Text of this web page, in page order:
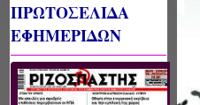
ΠΡΩΤΟΣΕΛΙΔΑ
ΕΦΗΜΕΡΙΔΩΝ